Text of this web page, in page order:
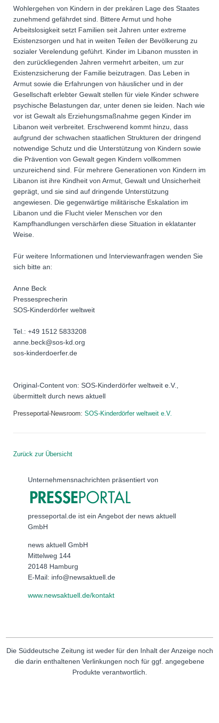
Wohlergehen von Kindern in der prekären Lage des Staates
zunehmend gefährdet sind. Bittere Armut und hohe
Arbeitslosigkeit setzt Familien seit Jahren unter extreme
Existenzsorgen und hat in weiten Teilen der Bevölkerung zu
sozialer Verelendung geführt. Kinder im Libanon mussten in
den zurückliegenden Jahren vermehrt arbeiten, um zur
Existenzsicherung der Familie beizutragen. Das Leben in
Armut sowie die Erfahrungen von häuslicher und in der
Gesellschaft erlebter Gewalt stellen für viele Kinder schwere
psychische Belastungen dar, unter denen sie leiden. Nach wie
vor ist Gewalt als Erziehungsmaßnahme gegen Kinder im
Libanon weit verbreitet. Erschwerend kommt hinzu, dass
aufgrund der schwachen staatlichen Strukturen der dringend
notwendige Schutz und die Unterstützung von Kindern sowie
die Prävention von Gewalt gegen Kindern vollkommen
unzureichend sind. Für mehrere Generationen von Kindern im
Libanon ist ihre Kindheit von Armut, Gewalt und Unsicherheit
geprägt, und sie sind auf dringende Unterstützung
angewiesen. Die gegenwärtige militärische Eskalation im
Libanon und die Flucht vieler Menschen vor den
Kampfhandlungen verschärfen diese Situation in eklatanter
Weise.
Für weitere Informationen und Interviewanfragen wenden Sie
sich bitte an:
Anne Beck
Pressesprecherin
SOS-Kinderdörfer weltweit
Tel.: +49 1512 5833208
anne.beck@sos-kd.org
sos-kinderdoerfer.de
Original-Content von: SOS-Kinderdörfer weltweit e.V.,
übermittelt durch news aktuell
Presseportal-Newsroom: SOS-Kinderdörfer weltweit e.V.
Zurück zur Übersicht
Unternehmensnachrichten präsentiert von
presseportal.de ist ein Angebot der news aktuell
GmbH
news aktuell GmbH
Mittelweg 144
20148 Hamburg
E-Mail: info@newsaktuell.de
www.newsaktuell.de/kontakt
Die Süddeutsche Zeitung ist weder für den Inhalt der Anzeige noch
die darin enthaltenen Verlinkungen noch für ggf. angegebene
Produkte verantwortlich.